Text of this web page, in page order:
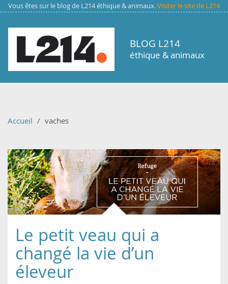
Aller au contenu principal
Vous êtes sur le blog de L214 éthique & animaux.Visiter le site de L214
BLOG L214
éthique & animaux
Accueil vaches
Le petit veau qui a
changé la vie d’un
éleveur